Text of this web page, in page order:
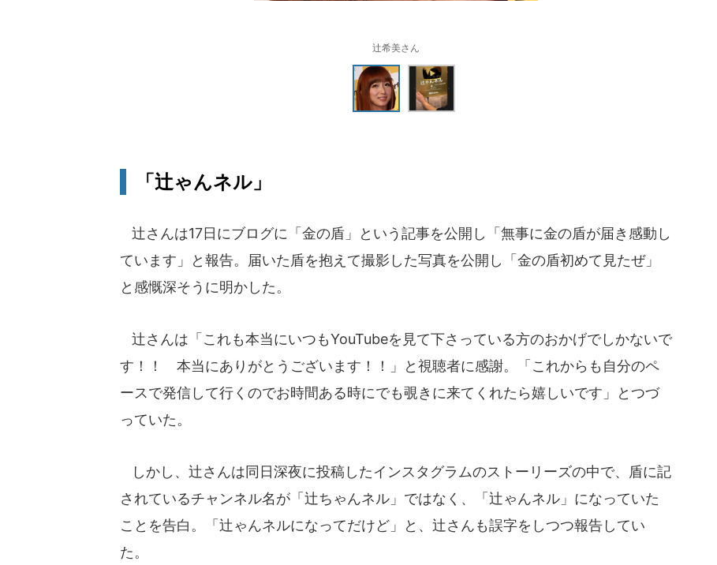
辻希美さん
「辻ゃんネル」
辻さんは17日にブログに「金の盾」という記事を公開し「無事に金の盾が届き感動し
ています」と報告。届いた盾を抱えて撮影した写真を公開し「金の盾初めて見たぜ」
と感慨深そうに明かした。
辻さんは「これも本当にいつもYouTubeを見て下さっている方のおかげでしかないで
す！！ 本当にありがとうございます！！」と視聴者に感謝。「これからも自分のペ
ースで発信して行くのでお時間ある時にでも覗きに来てくれたら嬉しいです」とつづ
っていた。
しかし、辻さんは同日深夜に投稿したインスタグラムのストーリーズの中で、盾に記
されているチャンネル名が「辻ちゃんネル」ではなく、「辻ゃんネル」になっていた
ことを告白。「辻ゃんネルになってだけど」と、辻さんも誤字をしつつ報告してい
た。